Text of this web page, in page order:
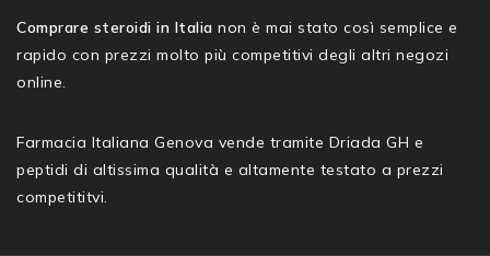
Comprare steroidi in Italia non è mai stato così semplice e
rapido con prezzi molto più competitivi degli altri negozi
online.
Farmacia Italiana Genova vende tramite Driada GH e
peptidi di altissima qualità e altamente testato a prezzi
competititvi.